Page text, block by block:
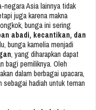
Asia lainnya tidak
juga karena makna
bunga ini sering
abadi, kecantikan, dan
bunga kamelia menjadi
, yang diharapkan dapat
bagi pemiliknya. Oleh
dalam berbagai upacara,
sebagai hadiah untuk teman